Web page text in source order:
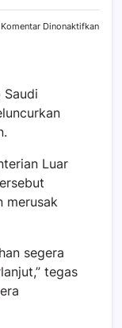
Komentar Dinonaktifkan
Saudi
Luar
merusak
segera
tegas